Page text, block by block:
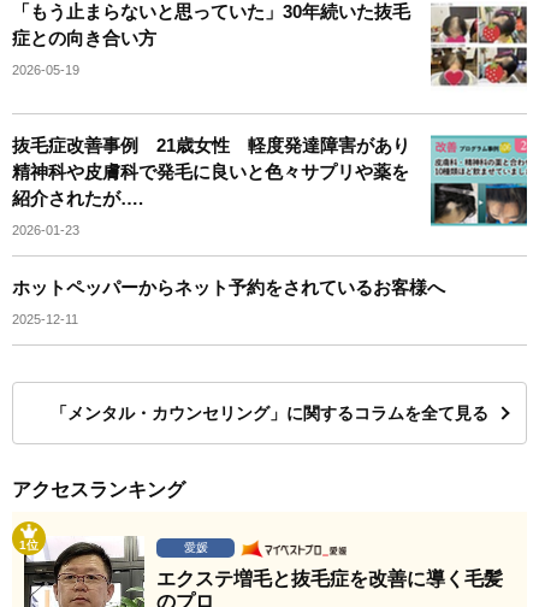
「もう止まらないと思っていた」30年続いた抜毛
症との向き合い方
2026-05-19
抜毛症改善事例 21歳女性 軽度発達障害があり
精神科や皮膚科で発毛に良いと色々サプリや薬を
紹介されたが….
2026-01-23
ホットペッパーからネット予約をされているお客様へ
2025-12-11
「メンタル・カウンセリング」に関するコラムを全て見る
アクセスランキング
1位 愛媛
エクステ増毛と抜毛症を改善に導く毛髪
のプロ